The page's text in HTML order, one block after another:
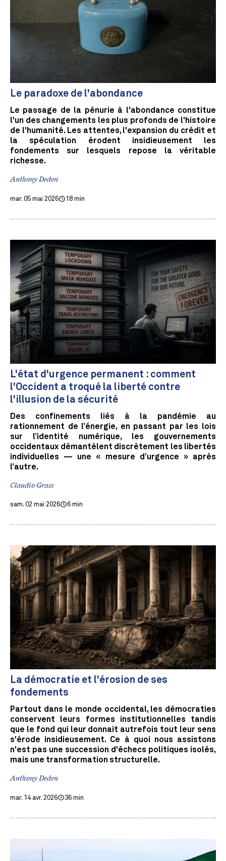
Le paradoxe de l'abondance
Le passage de la pénurie à l'abondance constitue
l'un des changements les plus profonds de l'histoire
de l'humanité. Les attentes, l'expansion du crédit et
la spéculation érodent insidieusement les
fondements sur lesquels repose la véritable
richesse.
Anthony Deden
mar. 05 mai 2026 18 min
L'état d'urgence permanent : comment
l'Occident a troqué la liberté contre
l'illusion de la sécurité
Des confinements liés à la pandémie au
rationnement de l’énergie, en passant par les lois
sur l’identité numérique, les gouvernements
occidentaux démantèlent discrètement les libertés
individuelles — une « mesure d’urgence » après
l’autre.
Claudio Grass
sam. 02 mai 2026 6 min
La démocratie et l'érosion de ses
fondements
Partout dans le monde occidental, les démocraties
conservent leurs formes institutionnelles tandis
que le fond qui leur donnait autrefois tout leur sens
s'érode insidieusement. Ce à quoi nous assistons
n'est pas une succession d'échecs politiques isolés,
mais une transformation structurelle.
Anthony Deden
mar. 14 avr. 2026 36 min